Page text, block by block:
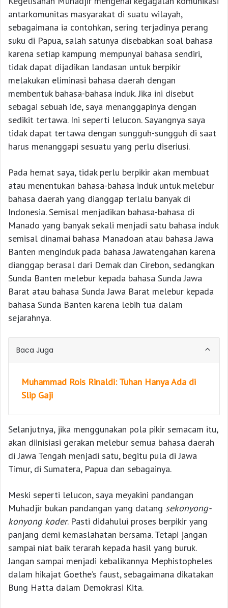
antarkomunitas masyarakat di suatu wilayah,
sebagaimana ia contohkan, sering terjadinya perang
suku di Papua, salah satunya disebabkan soal bahasa
karena setiap kampung mempunyai bahasa sendiri,
tidak dapat dijadikan landasan untuk berpikir
melakukan eliminasi bahasa daerah dengan
membentuk bahasa-bahasa induk. Jika ini disebut
sebagai sebuah ide, saya menanggapinya dengan
sedikit tertawa. Ini seperti lelucon. Sayangnya saya
tidak dapat tertawa dengan sungguh-sungguh di saat
harus menanggapi sesuatu yang perlu diseriusi.
Pada hemat saya, tidak perlu berpikir akan membuat
atau menentukan bahasa-bahasa induk untuk melebur
bahasa daerah yang dianggap terlalu banyak di
Indonesia. Semisal menjadikan bahasa-bahasa di
Manado yang banyak sekali menjadi satu bahasa induk
semisal dinamai bahasa Manadoan atau bahasa Jawa
Banten menginduk pada bahasa Jawatengahan karena
dianggap berasal dari Demak dan Cirebon, sedangkan
Sunda Banten melebur kepada bahasa Sunda Jawa
Barat atau bahasa Sunda Jawa Barat melebur kepada
bahasa Sunda Banten karena lebih tua dalam
sejarahnya.
Baca Juga
Muhammad Rois Rinaldi: Tuhan Hanya Ada di
Slip Gaji
Selanjutnya, jika menggunakan pola pikir semacam itu,
akan diinisiasi gerakan melebur semua bahasa daerah
di Jawa Tengah menjadi satu, begitu pula di Jawa
Timur, di Sumatera, Papua dan sebagainya.
Meski seperti lelucon, saya meyakini pandangan
Muhadjir bukan pandangan yang datang sekonyong-
konyong koder. Pasti didahului proses berpikir yang
panjang demi kemaslahatan bersama. Tetapi jangan
sampai niat baik terarah kepada hasil yang buruk.
Jangan sampai menjadi kebalikannya Mephistopheles
dalam hikajat Goethe’s faust, sebagaimana dikatakan
Bung Hatta dalam Demokrasi Kita.